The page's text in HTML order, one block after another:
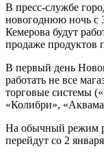
В пресс-службе
новогоднюю ночь с
Кемерова будут
продаже продуктов
В первый день
работать не все
торговые системы
«Колибри»,
На обычный режим
перейдут со 2